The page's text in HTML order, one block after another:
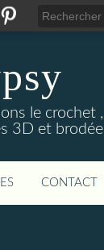
le crochet
3D et
CONTACT